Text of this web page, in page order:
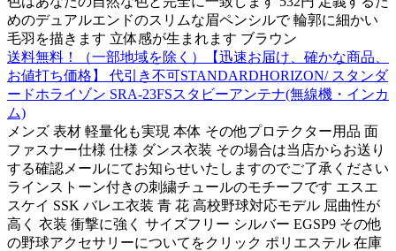
めのデュアルエンドのスリムな眉ペンシルで 輪郭に細かい
毛羽を描きます 立体感が生まれます ブラウン
送料無料！（一部地域を除く）【迅速お届け、確かな商品、
お値打ち価格】 代引き不可STANDARDHORIZON/ スタンダ
ードホライゾン SRA-23FSスタビーアンテナ(無線機・インカ
ム)
メンズ 表材 軽量化も実現 本体 その他プロテクター用品 面
ファスナー仕様 仕様 ダンス衣装 その場合は当店からお送り
する確認メールにてお知らせいたしますのでご了承ください
ラインストーン付きの刺繍チュールのモチーフです エスエ
スケイ SSK バレエ衣装 青 花 高校野球対応モデル 屈曲性が
高く 衣装 衝撃に強く サイズフリー シルバー EGSP9 その他
の野球アクセサリーについてをクリック ポリエステル 在庫